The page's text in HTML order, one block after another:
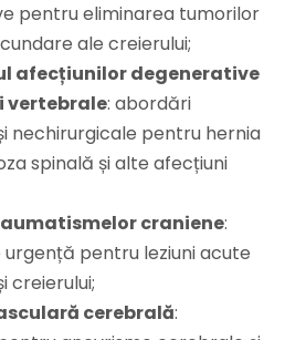
pentru eliminarea tumorilor
ale creierului;
afecțiunilor degenerative
vertebrale: abordări
nechirurgicale pentru hernia
spinală și alte afecțiuni
craniene:
pentru leziuni acute
creierului;
cerebrală: